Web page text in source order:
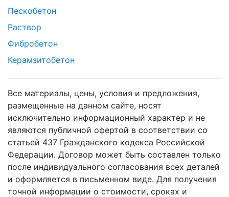
Пескобетон
Раствор
Фибробетон
Керамзитобетон
Все материалы, цены, условия и предложения,
размещенные на данном сайте, носят
исключительно информационный характер и не
являются публичной офертой в соответствии со
статьей 437 Гражданского кодекса Российской
Федерации. Договор может быть составлен только
после индивидуального согласования всех деталей
и оформляется в письменном виде. Для получения
точной информации о стоимости, сроках и